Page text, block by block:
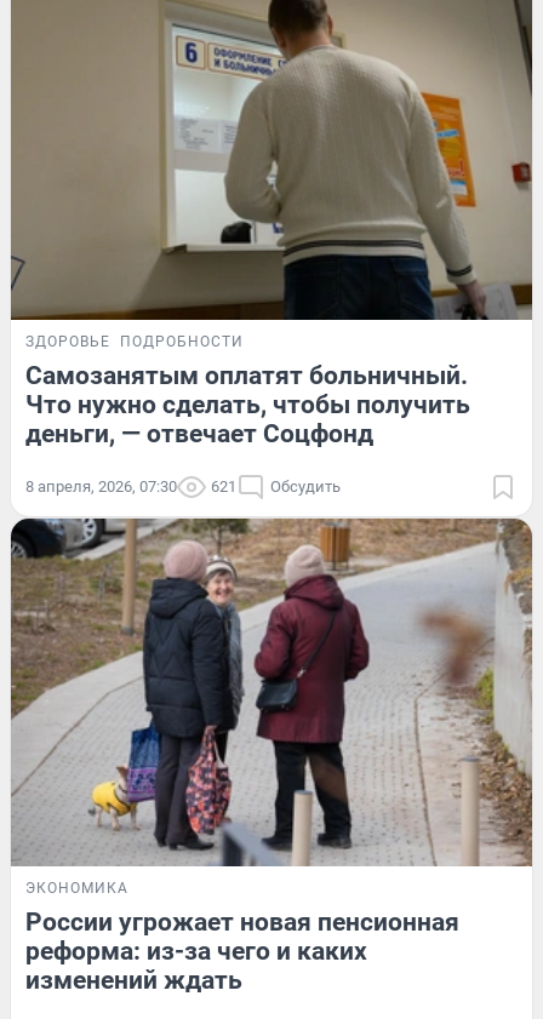
ЗДОРОВЬЕ ПОДРОБНОСТИ
Самозанятым оплатят больничный.
Что нужно сделать, чтобы получить
деньги, — отвечает Соцфонд
8 апреля, 2026, 07:30 621 Обсудить
ЭКОНОМИКА
России угрожает новая пенсионная
реформа: из-за чего и каких
изменений ждать